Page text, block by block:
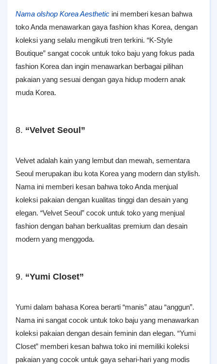
Nama olshop Korea Aesthetic ini memberi kesan bahwa
toko Anda menawarkan gaya fashion khas Korea, dengan
koleksi yang selalu mengikuti tren terkini. “K-Style
Boutique” sangat cocok untuk toko baju yang fokus pada
fashion Korea dan ingin menawarkan berbagai pilihan
pakaian yang sesuai dengan gaya hidup modern anak
muda Korea.
8. “Velvet Seoul”
Velvet adalah kain yang lembut dan mewah, sementara
Seoul merupakan ibu kota Korea yang modern dan stylish.
Nama ini memberi kesan bahwa toko Anda menjual
koleksi pakaian dengan kualitas tinggi dan desain yang
elegan. “Velvet Seoul” cocok untuk toko yang menjual
fashion dengan bahan berkualitas premium dan desain
modern yang menggoda.
9. “Yumi Closet”
Yumi dalam bahasa Korea berarti “manis” atau “anggun”.
Nama ini sangat cocok untuk toko baju yang menawarkan
koleksi pakaian dengan desain feminin dan elegan. “Yumi
Closet” memberi kesan bahwa toko ini memiliki koleksi
pakaian yang cocok untuk gaya sehari-hari yang modis